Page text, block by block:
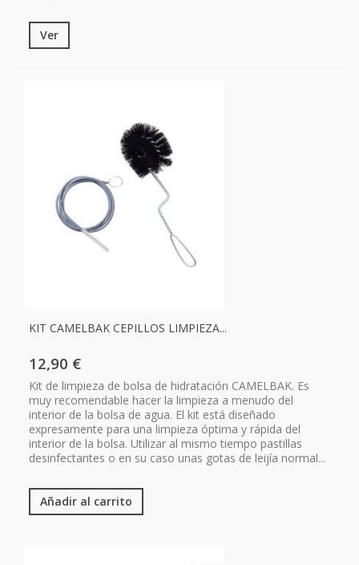
Ver
KIT CAMELBAK CEPILLOS LIMPIEZA...
12,90 €
Kit de limpieza de bolsa de hidratación CAMELBAK. Es
muy recomendable hacer la limpieza a menudo del
interior de la bolsa de agua. El kit está diseñado
expresamente para una limpieza óptima y rápida del
interior de la bolsa. Utilizar al mismo tiempo pastillas
desinfectantes o en su caso unas gotas de leijía normal...
Añadir al carrito